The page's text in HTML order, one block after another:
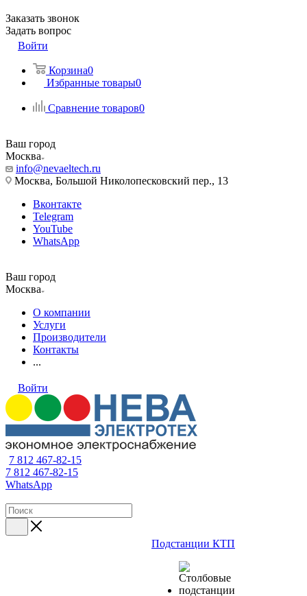
Заказать звонок
Задать вопрос
Войти
Корзина0
Избранные товары0
Сравнение товаров0
Ваш город
Москва
info@nevaeltech.ru
Москва, Большой Николопесковский пер., 13
Вконтакте
Telegram
YouTube
WhatsApp
Ваш город
Москва
О компании
Услуги
Производители
Контакты
...
Войти
7 812 467-82-15
7 812 467-82-15
WhatsApp
Подстанции КТП